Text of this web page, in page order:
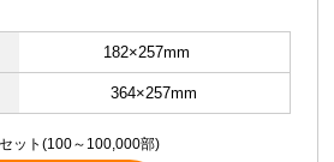
182×257mm
364×257mm
ット(100～100,000部)